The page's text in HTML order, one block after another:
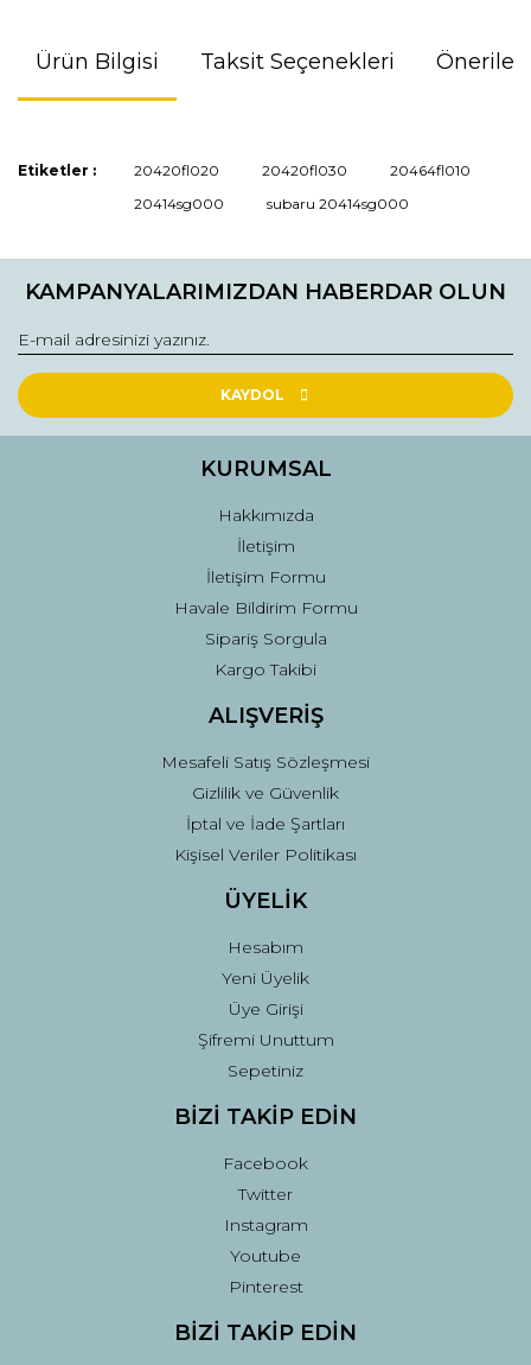
Ürün Bilgisi Taksit Seçenekleri
Bu ürünün fiyat bilgisi, resim, ürün açıklamalarında ve diğer
kullanarak tarafımıza iletebilirsiniz.
Ürün resmi kalitesiz, bozuk veya görüntülenemiyor.
Ürün bilgilerinde hatalar bulunuyor.
Ürün fiyatı diğer sitelerden daha pahalı.
Gönder
Etiketler : 20420fl020 20420fl030
20464fl010
20414sg000
subaru 20414sg000
KAMPANYALARIMIZDAN HABERDAR OLUN
KAYDOL
KURUMSAL
Hakkımızda
İletişim
İletişim Formu
Havale Bildirim Formu
Sipariş Sorgula
Kargo Takibi
ALIŞVERİŞ
Mesafeli Satış Sözleşmesi
Gizlilik ve Güvenlik
İptal ve İade Şartları
Kişisel Veriler Politikası
ÜYELİK
Hesabım
Yeni Üyelik
Üye Girişi
Şifremi Unuttum
Sepetiniz
BİZİ TAKİP EDİN
Facebook
Twitter
Instagram
Youtube
Pinterest
BİZİ TAKİP EDİN